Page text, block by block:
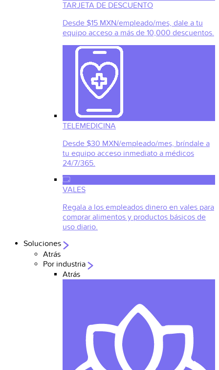
TARJETA DE DESCUENTO
Desde $15 MXN/empleado/mes, dale a tu
equipo acceso a más de 10,000 descuentos.
TELEMEDICINA
Desde $30 MXN/empleado/mes, bríndale a
tu equipo acceso inmediato a médicos
24/7/365.
VALES
Regala a los empleados dinero en vales para
comprar alimentos y productos básicos de
uso diario.
Soluciones
Atrás
Por industria
Atrás